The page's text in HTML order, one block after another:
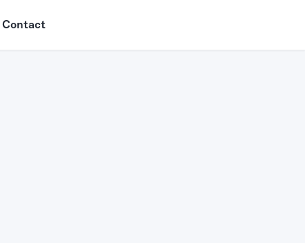
Contact